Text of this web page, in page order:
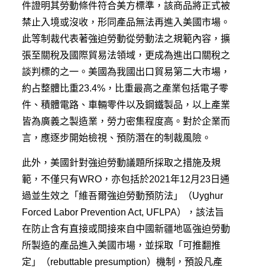
件證明其勞動條件符合美方標準，該商品將正式被
禁止入境或沒收，形同產品無法再進入美國市場。
此等制裁代表著強迫勞動從勞動法之規範內容，擴
張至關稅及國際貿易法領域，更成為進出口關稅之
談判標的之一。美國為我國出口貿易第二大市場，
約占整體比重23.4%，比重最高之產業包括電子零
件、積體電路、車輛零件以及鋼鐵製品，以上產業
皆為廣義之製造業，勞力密集程度高。對於企業而
言，應逐步開始檢視、預防潛在的制裁風險。
此外，美國針對強迫勞動議題所採取之措施及規
範，不僅只有WRO，亦包括於2021年12月23日通
過並生效之「維吾爾強迫勞動預防法」（Uyghur
Forced Labor Prevention Act, UFLPA），該法旨
在防止含有直接或間接來自中國新疆地區強迫勞動
所製造的產品進入美國市場，並採取「可推翻推
定」（rebuttable presumption）機制，預設凡產